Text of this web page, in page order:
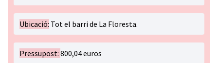
Ubicació: Tot el barri de La Floresta.
Pressupost: 800,04 euros